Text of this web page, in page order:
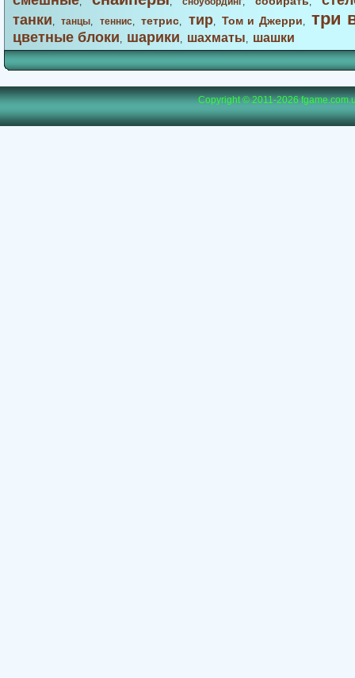
танки,танцы, теннис,тетрис, тир,Том и Джерри, три
цветные блоки, шарики, шахматы, шашки
Copyright © 2011-2026